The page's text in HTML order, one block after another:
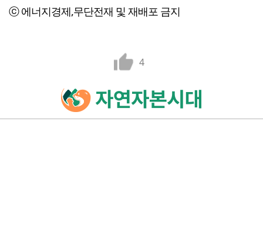
ⓒ 에너지경제,무단전재 및 재배포 금지
4